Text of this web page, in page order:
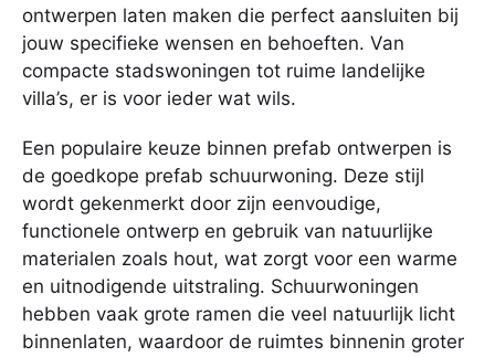
ontwerpen laten maken die perfect aansluiten bij
jouw specifieke wensen en behoeften. Van
compacte stadswoningen tot ruime landelijke
villa’s, er is voor ieder wat wils.
Een populaire keuze binnen prefab ontwerpen is
de goedkope prefab schuurwoning. Deze stijl
wordt gekenmerkt door zijn eenvoudige,
functionele ontwerp en gebruik van natuurlijke
materialen zoals hout, wat zorgt voor een warme
en uitnodigende uitstraling. Schuurwoningen
hebben vaak grote ramen die veel natuurlijk licht
binnenlaten, waardoor de ruimtes binnenin groter